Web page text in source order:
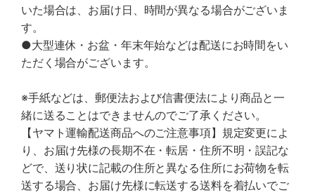
いた場合は、お届け日、時間が異なる場合がございま
す。
●大型連休・お盆・年末年始などは配送にお時間をい
ただく場合がございます。
※手紙などは、郵便法および信書便法により商品と一
緒に送ることはできませんのでご了承ください。
【ヤマト運輸配送商品へのご注意事項】規定変更によ
り、お届け先様の長期不在・転居・住所不明・誤記な
どで、送り状に記載の住所と異なる住所にお荷物を転
送する場合、お届け先様に転送する送料を着払いでご